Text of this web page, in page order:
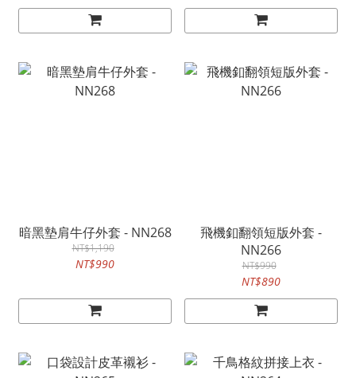
暗黑墊肩牛仔外套 - NN268
NT$1,190
NT$990
飛機釦翻領短版外套 -
NN266
NT$990
NT$890